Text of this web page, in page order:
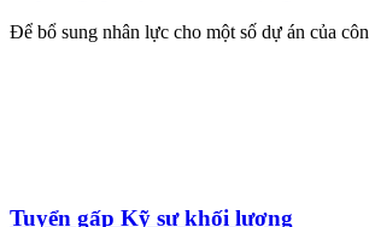
Để bổ sung nhân lực cho một số dự án của
Tuyển gấp Kỹ sư khối lượng